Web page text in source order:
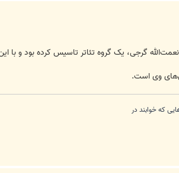
گرجی، یک گروه تئاتر تاسیس کرده بود و با
وی است.